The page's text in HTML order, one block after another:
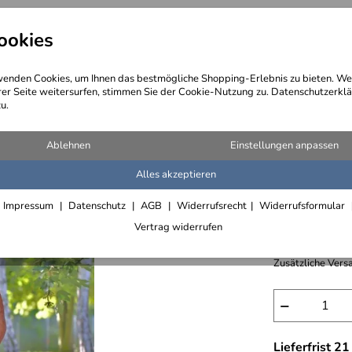
Cookies, um Ihnen das bestmögliche Shopping-Erlebnis zu bieten.
Seite weitersurfen, stimmen Sie der Cookie-Nutzung zu.
Ablehnen Einstellungen anpassen
Alles akzeptieren
Impressum Datenschutz AGB Widerrufsrecht
Widerrufsformular
Vertrag widerrufen
Wegebeschreibung @
aus Stahlblech plasmagetrennt
Zusätzliche
−
Lieferfrist